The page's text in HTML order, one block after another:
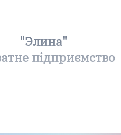
"Элина"
підприємство